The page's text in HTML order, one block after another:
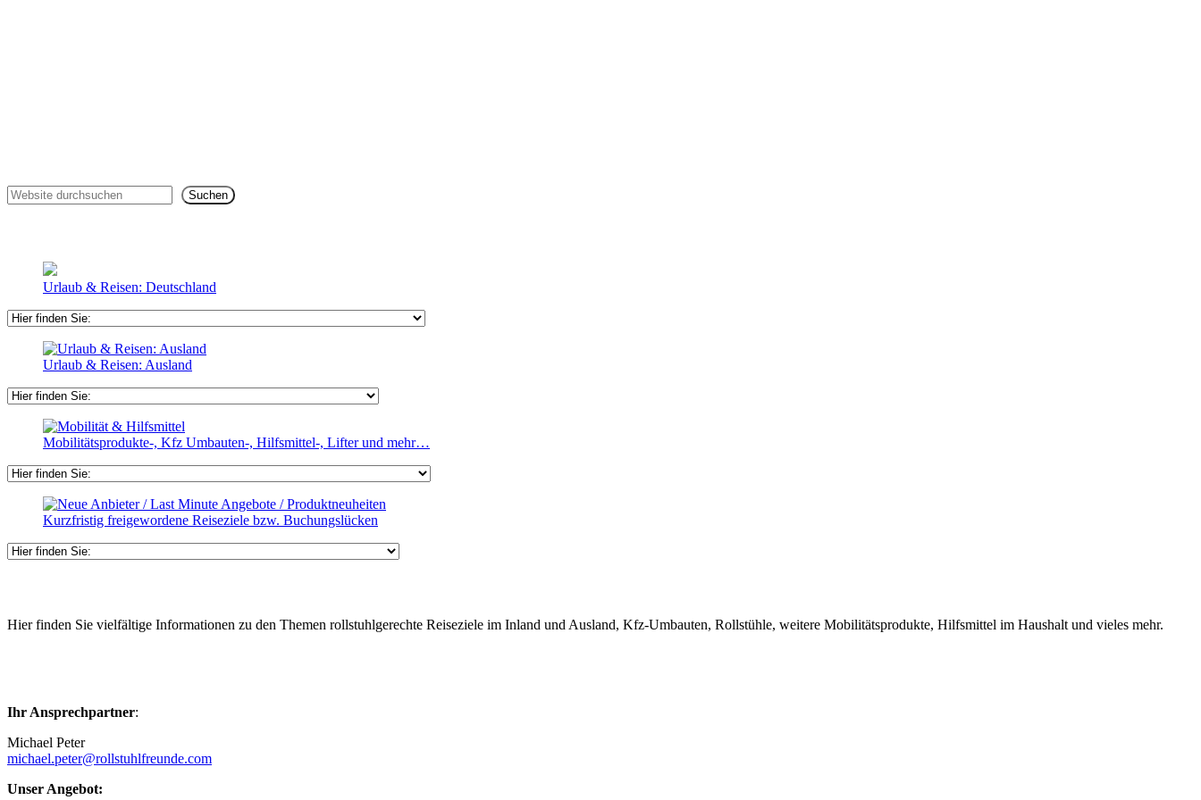
Suchen Suchen
Urlaub & Reisen: Deutschland
Urlaub & Reisen: Ausland
Mobilitätsprodukte-, Kfz Umbauten-, Hilfsmittel-, Lifter und mehr…
Kurzfristig freigewordene Reiseziele bzw. Buchungslücken
Hier finden Sie vielfältige Informationen zu den Themen rollstuhlgerechte Reiseziele im Inland und Ausland, Kfz-Umbauten, Rollstühle, weitere Mobilitätsprodukte, Hilfsmittel im Haushalt und vieles mehr.
Ihr Ansprechpartner:
Michael Peter
michael.peter@rollstuhlfreunde.com
Unser Angebot: